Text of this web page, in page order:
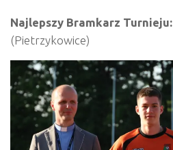
Najlepszy Bramkarz Turnieju:
(Pietrzykowice)